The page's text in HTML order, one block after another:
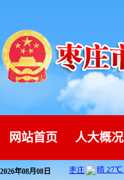
网站首页 人大概况
2026年08月08日